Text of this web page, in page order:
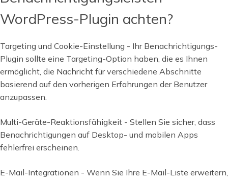
WordPress-Plugin achten?
Targeting und Cookie-Einstellung - Ihr Benachrichtigungs-
Plugin sollte eine Targeting-Option haben, die es Ihnen
ermöglicht, die Nachricht für verschiedene Abschnitte
basierend auf den vorherigen Erfahrungen der Benutzer
anzupassen.
Multi-Geräte-Reaktionsfähigkeit - Stellen Sie sicher, dass
Benachrichtigungen auf Desktop- und mobilen Apps
fehlerfrei erscheinen.
E-Mail-Integrationen - Wenn Sie Ihre E-Mail-Liste erweitern,